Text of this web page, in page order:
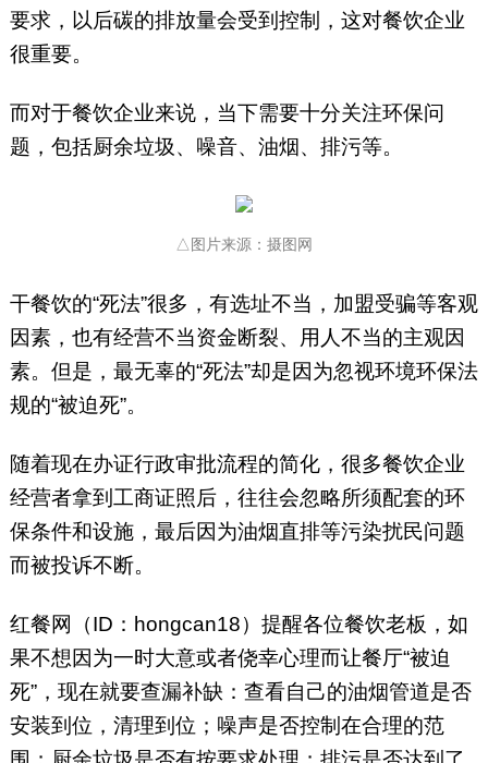
要求，以后碳的排放量会受到控制，这对餐饮企业
很重要。
而对于餐饮企业来说，当下需要十分关注环保问
题，包括厨余垃圾、噪音、油烟、排污等。
△图片来源：摄图网
干餐饮的“死法”很多，有选址不当，加盟受骗等客观
因素，也有经营不当资金断裂、用人不当的主观因
素。但是，最无辜的“死法”却是因为忽视环境环保法
规的“被迫死”。
随着现在办证行政审批流程的简化，很多餐饮企业
经营者拿到工商证照后，往往会忽略所须配套的环
保条件和设施，最后因为油烟直排等污染扰民问题
而被投诉不断。
红餐网（ID：hongcan18）提醒各位餐饮老板，如
果不想因为一时大意或者侥幸心理而让餐厅“被迫
死”，现在就要查漏补缺：查看自己的油烟管道是否
安装到位，清理到位；噪声是否控制在合理的范